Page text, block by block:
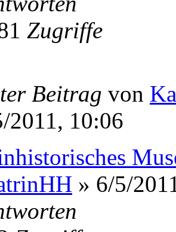
Zugriffe
Beitrag von
2011, 10:06
» 6/5/